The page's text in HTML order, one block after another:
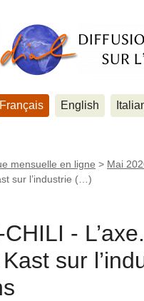
Français English
mensuelle en ligne > Mai
sur l’industrie (…)
-
sur